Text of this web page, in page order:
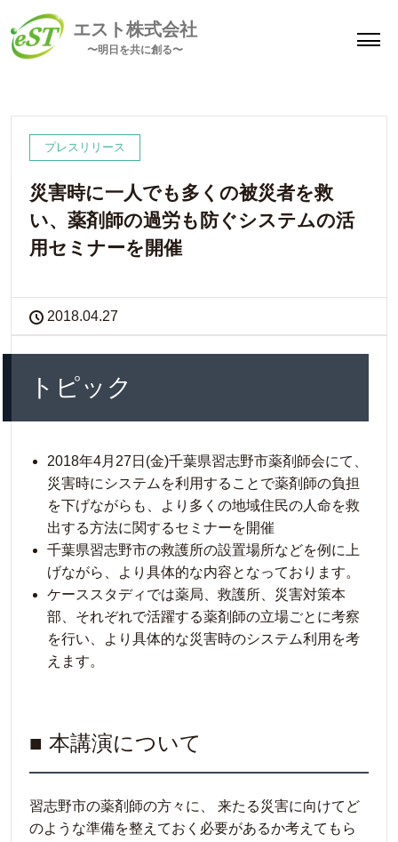
エスト株式会社
〜明日を共に創る〜
プレスリリース
災害時に一人でも多くの被災者を救
い、薬剤師の過労も防ぐシステムの活
用セミナーを開催
2018.04.27
トピック
2018年4月27日(金)千葉県習志野市薬剤師会にて、
災害時にシステムを利用することで薬剤師の負担
を下げながらも、より多くの地域住民の人命を救
出する方法に関するセミナーを開催
千葉県習志野市の救護所の設置場所などを例に上
げながら、より具体的な内容となっております。
ケーススタディでは薬局、救護所、災害対策本
部、それぞれで活躍する薬剤師の立場ごとに考察
を行い、より具体的な災害時のシステム利用を考
えます。
■ 本講演について
習志野市の薬剤師の方々に、 来たる災害に向けてど
のような準備を整えておく必要があるか考えてもら